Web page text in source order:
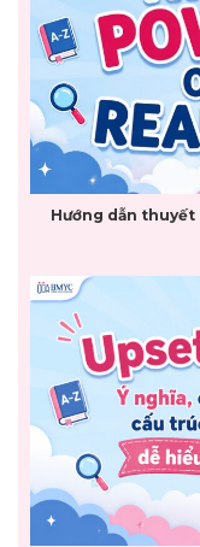
Hướng dẫn thuyết